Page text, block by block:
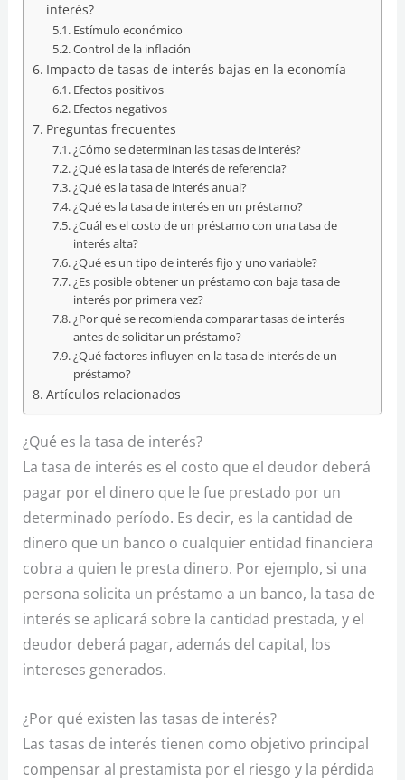
interés?
Estímulo económico
Control de la inflación
Impacto de tasas de interés bajas en la economía
Efectos positivos
Efectos negativos
Preguntas frecuentes
¿Cómo se determinan las tasas de interés?
¿Qué es la tasa de interés de referencia?
¿Qué es la tasa de interés anual?
¿Qué es la tasa de interés en un préstamo?
¿Cuál es el costo de un préstamo con una tasa de
interés alta?
¿Qué es un tipo de interés fijo y uno variable?
¿Es posible obtener un préstamo con baja tasa de
interés por primera vez?
¿Por qué se recomienda comparar tasas de interés
antes de solicitar un préstamo?
¿Qué factores influyen en la tasa de interés de un
préstamo?
Artículos relacionados
¿Qué es la tasa de interés?
La tasa de interés es el costo que el deudor deberá
pagar por el dinero que le fue prestado por un
determinado período. Es decir, es la cantidad de
dinero que un banco o cualquier entidad financiera
cobra a quien le presta dinero. Por ejemplo, si una
persona solicita un préstamo a un banco, la tasa de
interés se aplicará sobre la cantidad prestada, y el
deudor deberá pagar, además del capital, los
intereses generados.
¿Por qué existen las tasas de interés?
Las tasas de interés tienen como objetivo principal
compensar al prestamista por el riesgo y la pérdida